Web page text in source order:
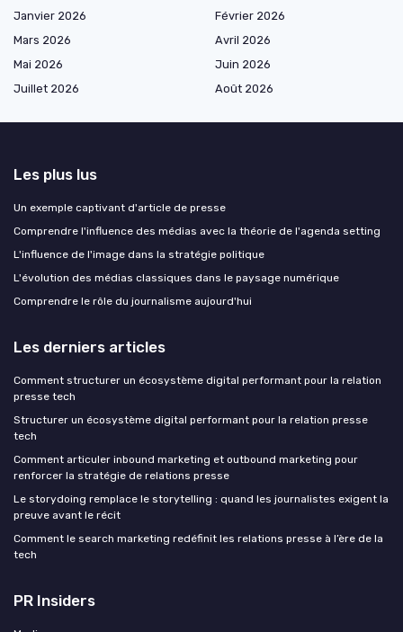
Janvier 2026
Février 2026
Mars 2026
Avril 2026
Mai 2026
Juin 2026
Juillet 2026
Août 2026
Les plus lus
Un exemple captivant d'article de presse
Comprendre l'influence des médias avec la théorie de l'agenda setting
L'influence de l'image dans la stratégie politique
L'évolution des médias classiques dans le paysage numérique
Comprendre le rôle du journalisme aujourd'hui
Les derniers articles
Comment structurer un écosystème digital performant pour la relation
presse tech
Structurer un écosystème digital performant pour la relation presse
tech
Comment articuler inbound marketing et outbound marketing pour
renforcer la stratégie de relations presse
Le storydoing remplace le storytelling : quand les journalistes exigent la
preuve avant le récit
Comment le search marketing redéfinit les relations presse à l’ère de la
tech
PR Insiders